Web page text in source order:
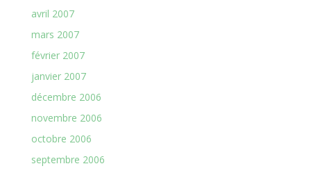
avril 2007
mars 2007
février 2007
janvier 2007
décembre 2006
novembre 2006
octobre 2006
septembre 2006